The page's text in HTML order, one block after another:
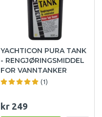
YACHTICON PURA TANK
- RENGJØRINGSMIDDEL
FOR VANNTANKER
(1)
kr 249